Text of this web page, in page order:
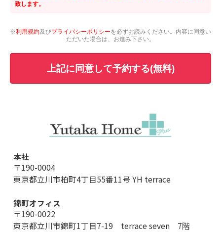
致します。
※利用規約及びプライバシーポリシーを必ずお読みください。内容に同意い
ただいた場合は、お進み下さい。
上記に同意して予約する(無料)
本社
〒190-0004
東京都立川市柏町4丁目55番11号 YH terrace
錦町オフィス
〒190-0022
東京都立川市錦町1丁目7-19 terrace seven 7階